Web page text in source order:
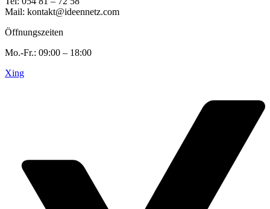
Mail: kontakt@ideennetz.com
Öffnungszeiten
Mo.-Fr.: 09:00 – 18:00
Xing